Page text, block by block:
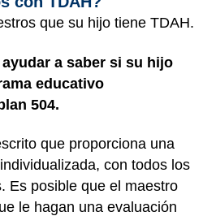
que su hijo tiene TDAH.
a saber si su hijo
educativo
504.
que proporciona una
con todos los
Es posible que el maestro
le hagan una evaluación